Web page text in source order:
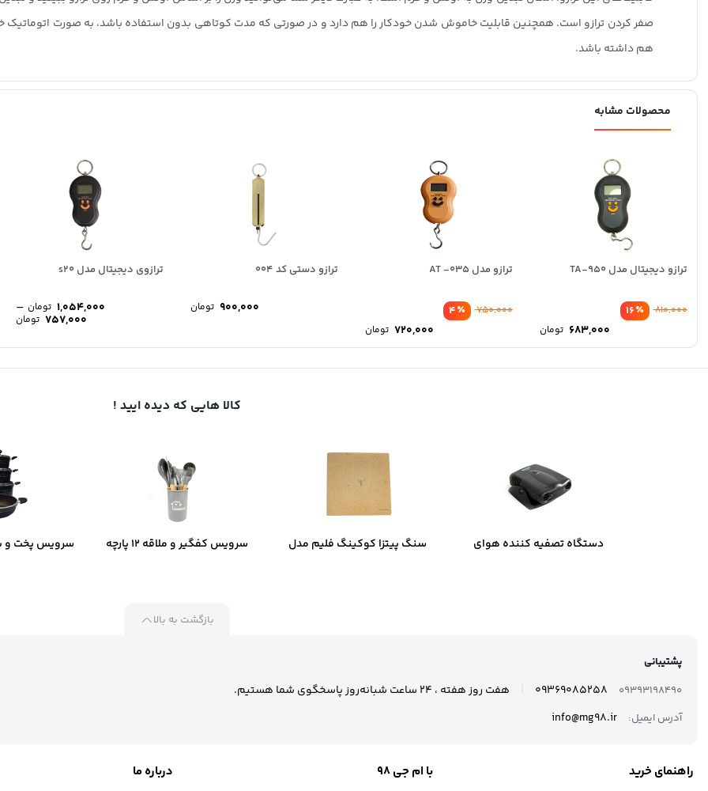
– قابلیت صفر کردن خودکار
– دارای کفه گرد به قطر 14.5 سانتی متر
صفر کردن ترازو است. همچنین قابلیت خاموش شدن خودکار را هم دارد و در صورتی که مدت کوتاهی بدون استفاده باشد، به صورت اتوماتیک
هم داشته باشد.
محصولات مشابه
ترازو دیجیتال مدل TA-950
٪16 810,000
683,000 تومان
ترازو مدل AT -035
٪4 750,000
720,000 تومان
ترازو دستی کد 004
900,000 تومان
ترازوی دیجیتال مدل s20
1,054,000 تومان –
757,000 تومان
کالا هایی که دیده ایید !
دستگاه تصفیه کننده هوای
سنگ پیتزا کوکینگ فلیم مدل
سرویس کفگیر و ملاقه 12 پارچه
سرویس پخت و
بازگشت به بالا
پشتیبانی
09393198490
09369085258 هفت روز هفته ، 24 ساعت شبانه‌روز پاسخگوی شما هستیم.
آدرس ایمیل: info@mg98.ir
راهنمای خرید با ام جی 98 درباره ما